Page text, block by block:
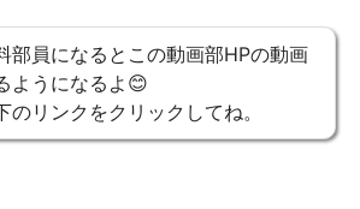
部員になるとこの動画部HPの動画
ようになるよ😊
のリンクをクリックしてね。